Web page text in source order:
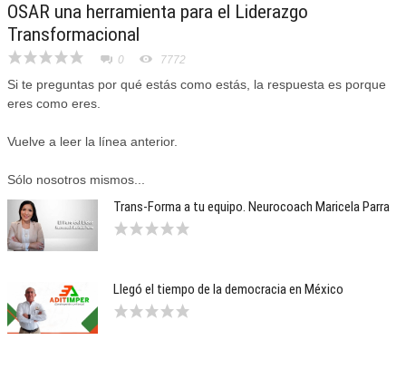
OSAR una herramienta para el Liderazgo
Transformacional
0 7772
Si te preguntas por qué estás como estás, la respuesta es porque
eres como eres.
Vuelve a leer la línea anterior.
Sólo nosotros mismos...
Trans-Forma a tu equipo. Neurocoach Maricela Parra
Llegó el tiempo de la democracia en México